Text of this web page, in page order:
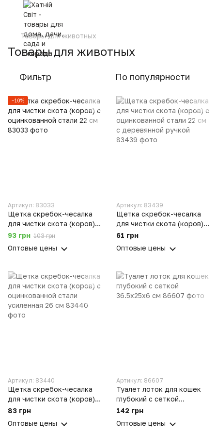
Товары для животных
Товары для животных
Фильтр По популярности
−10%
Артикул: 83033
Щетка скребок-чесалка
для чистки скота (коров) с
оцинкованной стали 22 см
93 грн 103 грн
Оптовые цены
Артикул: 83439
Щетка скребок-чесалка
для чистки скота (коров) с
оцинкованной стали 22 см
61 грн
Оптовые цены
Артикул: 83440
Щетка скребок-чесалка
для чистки скота (коров) с
оцинкованной стали
83 грн
Оптовые цены
Артикул: 86607
Туалет лоток для кошек
глубокий с сеткой
36.5х25х6 см
142 грн
Оптовые цены